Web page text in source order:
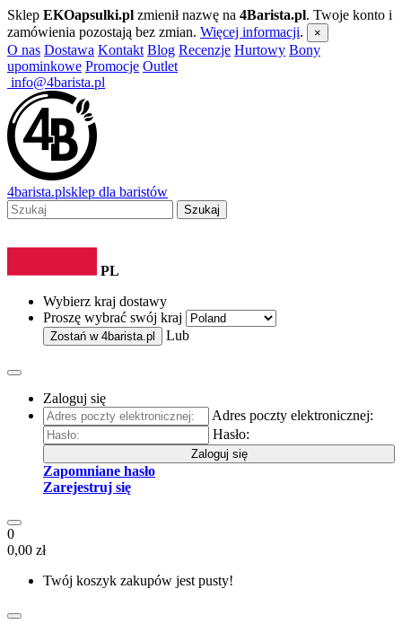
Sklep EKOapsulki.pl zmienił nazwę na 4Barista.pl. Twoje konto i
zamówienia pozostają bez zmian. Więcej informacji. ×
O nas Dostawa Kontakt Blog Recenzje Hurtowy Bony
upominkowe Promocje Outlet
info@4barista.pl
4barista.plsklep dla baristów
Szukaj
PL
Wybierz kraj dostawy
Proszę wybrać swój kraj
Zostań w 4barista.pl Lub
Zaloguj się
Adres poczty elektronicznej:
Hasło:
Zaloguj się
Zapomniane hasło
Zarejestruj się
0
0,00 zł
Twój koszyk zakupów jest pusty!